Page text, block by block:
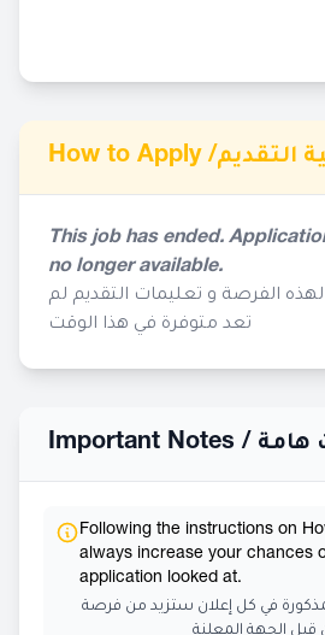
How to Apply /التقديم
This job has ended.
no longer available.
الفرصة و تعليمات التقديم لم
تعد متوفرة في هذا الوقت
Important Notes / هامة
Following the instructions on
always increase your chances
application looked at.
في كل إعلان ستزيد من فرصة
قبل الجهة المعلنة